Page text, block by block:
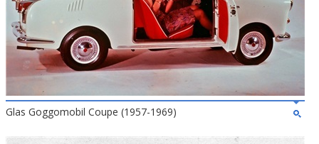
Glas Goggomobil Coupe (1957-1969)